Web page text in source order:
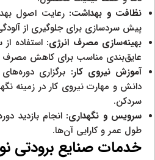
نظافت و بهداشت: رعایت اصول
پیش سردسازی برای جلوگیری از
بهینه‌سازی مصرف انرژی: استفاده
عایق‌بندی مناسب برای کاهش مصرف
آموزش نیروی کار: برگزاری
دانش و مهارت نیروی کار در زمینه
سردکن.
سرویس و نگهداری: انجام بازدید
طول عمر و کارایی آن‌ها.
خدمات صنایع برودتی